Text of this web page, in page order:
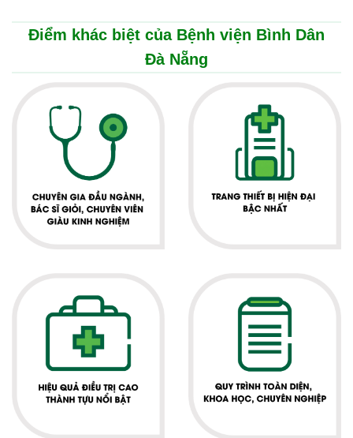
Điểm khác biệt của Bệnh viện Bình Dân
Đà Nẵng